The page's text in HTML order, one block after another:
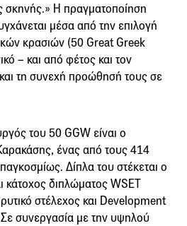
σκηνής.» Η πραγματοποίηση
μέσα από την επιλογή
κρασιών (50 Great Greek
– και από φέτος και τον
τη συνεχή προώθησή τους σε
του 50 GGW είναι ο
ένας από τους 414
Δίπλα του στέκεται ο
διπλώματος WSET
στέλεχος και Development
συνεργασία με την υψηλού